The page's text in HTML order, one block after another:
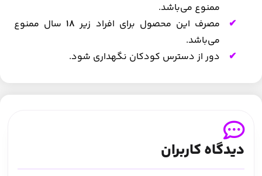
ممنوع می‌باشد.
مصرف این محصول برای افراد زیر 18 سال ممنوع
می‌باشد.
دور از دسترس کودکان نگهداری شود.
دیدگاه کاربران